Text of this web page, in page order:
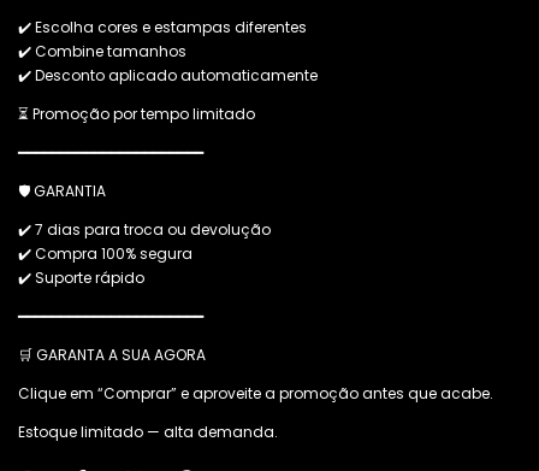
✔️ Escolha cores e estampas diferentes
✔️ Combine tamanhos
✔️ Desconto aplicado automaticamente
⏳ Promoção por tempo limitado
━━━━━━━━━━━━━━━━━━━━━━
🛡️ GARANTIA
✔️ 7 dias para troca ou devolução
✔️ Compra 100% segura
✔️ Suporte rápido
━━━━━━━━━━━━━━━━━━━━━━
🛒 GARANTA A SUA AGORA
Clique em “Comprar” e aproveite a promoção antes que acabe.
Estoque limitado — alta demanda.